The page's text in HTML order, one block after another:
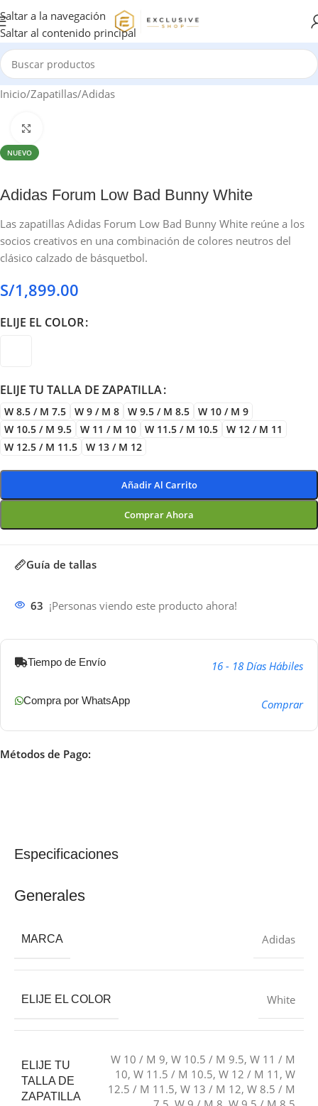
Saltar a la navegación
Saltar al contenido principal
Inicio/Zapatillas/Adidas
NUEVO
Adidas Forum Low Bad Bunny White
Las zapatillas Adidas Forum Low Bad Bunny White reúne a los
socios creativos en una combinación de colores neutros del
clásico calzado de básquetbol.
S/1,899.00
ELIJE EL COLOR
ELIJE TU TALLA DE ZAPATILLA
W 8.5 / M 7.5 W 9 / M 8 W 9.5 / M 8.5
W 10 / M 9
W 10.5 / M 9.5
W 11 / M 10 W 11.5 / M 10.5
W 12 / M 11
W 12.5 / M 11.5
W 13 / M 12
Añadir Al Carrito
Comprar Ahora
Guía de tallas
63 ¡Personas viendo este producto ahora!
Tiempo de Envío 16 - 18 Días Hábiles
Compra por WhatsApp Comprar
Métodos de Pago:
Especificaciones
Generales
MARCA Adidas
ELIJE EL COLOR White
ELIJE TU
TALLA DE
ZAPATILLA
W 10 / M 9, W 10.5 / M 9.5, W 11 / M
10, W 11.5 / M 10.5, W 12 / M 11 , W
12.5 / M 11.5, W 13 / M 12, W 8.5 / M